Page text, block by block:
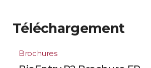
Téléchargement
Brochures